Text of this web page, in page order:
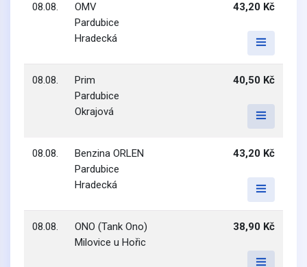
08.08.
OMV
Pardubice
Hradecká
43,20 Kč
08.08.
Prim
Pardubice
Okrajová
40,50 Kč
08.08.
Benzina ORLEN
Pardubice
Hradecká
43,20 Kč
08.08.
ONO (Tank Ono)
Milovice u Hořic
38,90 Kč